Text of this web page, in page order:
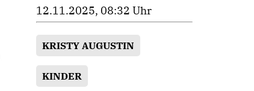
12.11.2025, 08:32 Uhr
KRISTY AUGUSTIN
KINDER